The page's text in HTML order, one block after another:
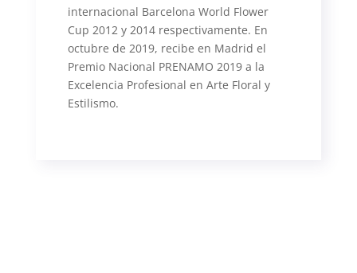
internacional Barcelona World Flower
Cup 2012 y 2014 respectivamente. En
octubre de 2019, recibe en Madrid el
Premio Nacional PRENAMO 2019 a la
Excelencia Profesional en Arte Floral y
Estilismo.